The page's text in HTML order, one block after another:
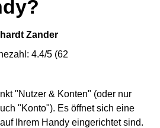
Zander
4.4/5 (62
"Nutzer & Konten" (oder nur
"Konto"). Es öffnet sich eine
Ihrem Handy eingerichtet sind.